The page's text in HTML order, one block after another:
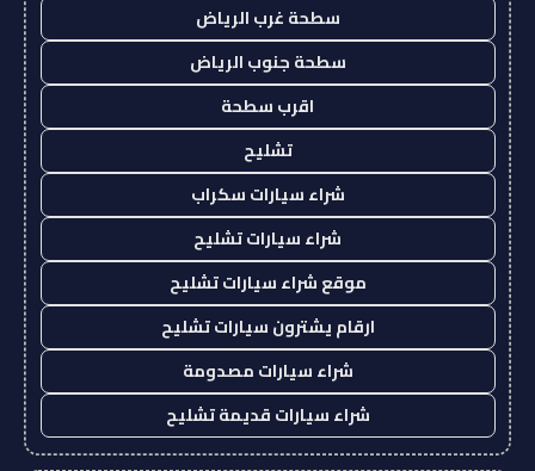
سطحة غرب الرياض
سطحة جنوب الرياض
اقرب سطحة
تشليح
شراء سيارات سكراب
شراء سيارات تشليح
موقع شراء سيارات تشليح
ارقام يشترون سيارات تشليح
شراء سيارات مصدومة
شراء سيارات قديمة تشليح